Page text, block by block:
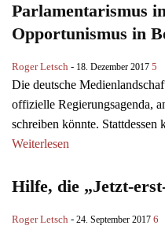
Parlamentarismus
Opportunismus in
Roger Letsch - 18. Dezember 2017 5
Die deutsche
offizielle Regierungsagenda,
schreiben könnte. Stattdessen
Weiterlesen
Hilfe, die „Jetzt-
Roger Letsch - 24. September 2017 6